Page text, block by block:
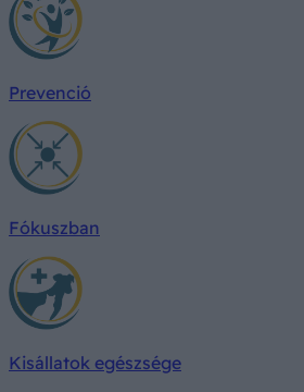
Prevenció
Fókuszban
Kisállatok egészsége